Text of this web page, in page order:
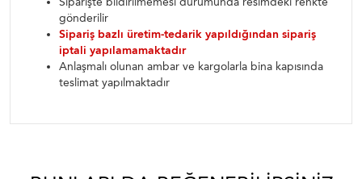
gönderilir
Sipariş bazlı üretim-tedarik yapıldığından sipariş
iptali yapılamamaktadır
Anlaşmalı olunan ambar ve kargolarla bina kapısında
teslimat yapılmaktadır